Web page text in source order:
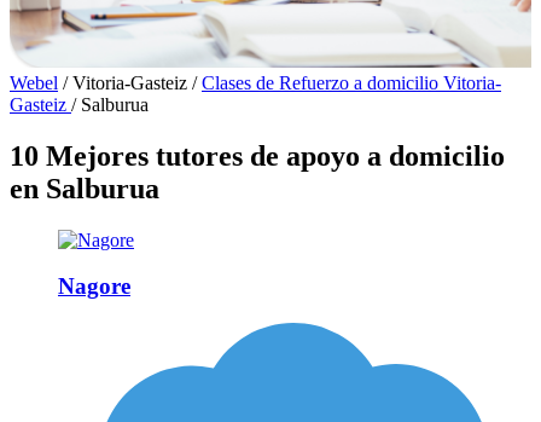
Webel / Vitoria-Gasteiz / Clases de Refuerzo a domicilio Vitoria-
Gasteiz / Salburua
10 Mejores tutores de apoyo a domicilio
en Salburua
Nagore